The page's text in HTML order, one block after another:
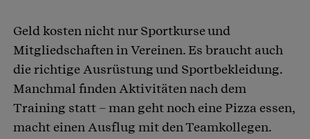
Geld kosten nicht nur Sportkurse und
Mitgliedschaften in Vereinen. Es braucht auch
die richtige Ausrüstung und Sportbekleidung.
Manchmal finden Aktivitäten nach dem
Training statt – man geht noch eine Pizza essen,
macht einen Ausflug mit den Teamkollegen.